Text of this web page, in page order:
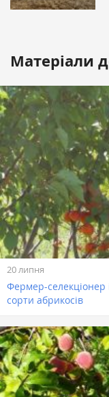
Матеріали
20 липня
Фермер-селекціонер
сорти абрикосів